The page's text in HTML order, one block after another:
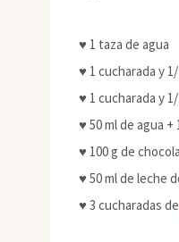
♥ 1 taza de agua
♥ 1 cucharada y
♥ 1 cucharada y
♥ 50 ml de agua
♥ 100 g de
♥ 50 ml de leche
♥ 3 cucharadas de